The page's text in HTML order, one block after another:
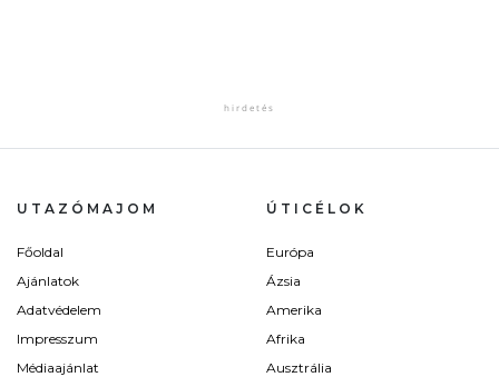
UTAZÓMAJOM
Főoldal
Ajánlatok
Adatvédelem
Impresszum
Médiaajánlat
ÚTICÉLOK
Európa
Ázsia
Amerika
Afrika
Ausztrália